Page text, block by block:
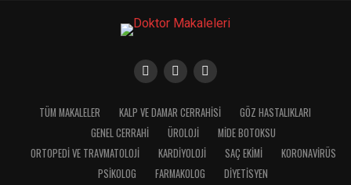
TÜM MAKALELER KALP VE DAMAR CERRAHISI
GÖZ HASTALIKLARI
GENEL CERRAHI
ÜROLOJI
MIDE BOTOKSU
ORTOPEDI VE TRAVMATOLOJI
KARDIYOLOJI SAÇ EKIMI
KORONAVIRÜS
PSIKOLOG
FARMAKOLOG
DIYETISYEN